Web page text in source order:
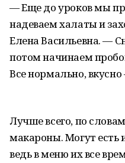
— Еще до уроков мы
надеваем халаты и
Елена Васильевна. —
потом начинаем
Все нормально,
Лучше всего, по
макароны. Могут есть
ведь в меню их все